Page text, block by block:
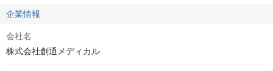
企業情報
会社名
株式会社創通メディカル